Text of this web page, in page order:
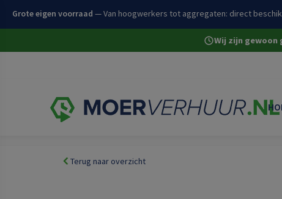
Grote eigen voorraad — Van hoogwerkers tot aggregaten: direct
Heldere all-in prijzen— Duidelijke tarieven, geen kleine lettertjes.
Wij zijn gewoon
Terug naar overzicht